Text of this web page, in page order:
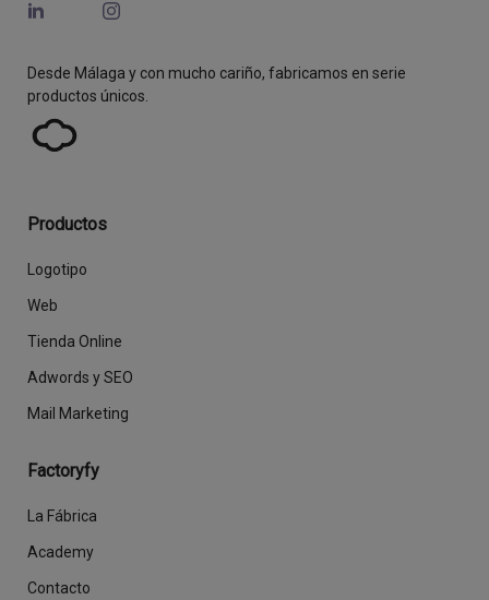
Desde Málaga y con mucho cariño, fabricamos en serie
productos únicos.
Productos
Logotipo
Web
Tienda Online
Adwords y SEO
Mail Marketing
Factoryfy
La Fábrica
Academy
Contacto